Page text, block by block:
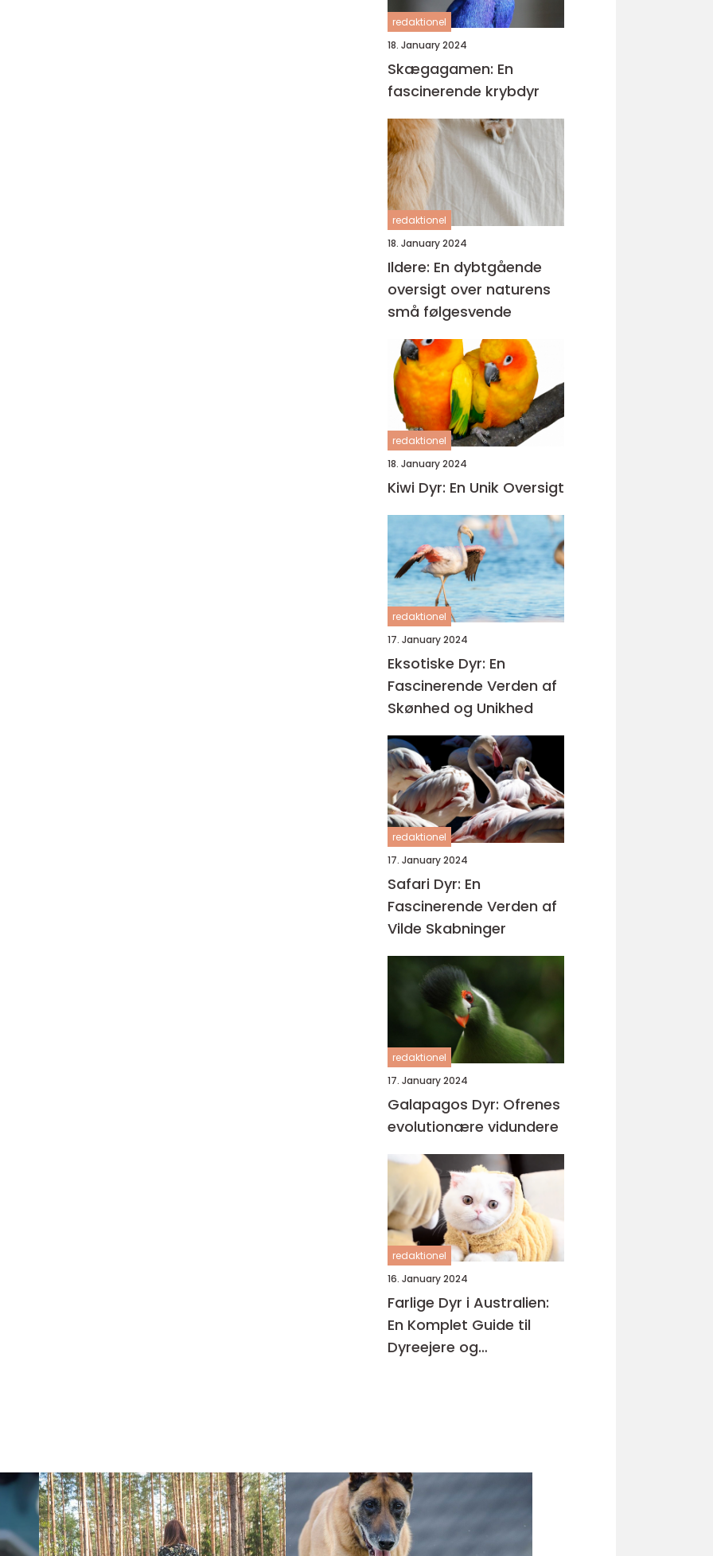
redaktionel
18. January 2024
Skægagamen: En
fascinerende krybdyr
redaktionel
18. January 2024
Ildere: En dybtgående
oversigt over naturens
små følgesvende
redaktionel
18. January 2024
Kiwi Dyr: En Unik Oversigt
redaktionel
17. January 2024
Eksotiske Dyr: En
Fascinerende Verden af
Skønhed og Unikhed
redaktionel
17. January 2024
Safari Dyr: En
Fascinerende Verden af
Vilde Skabninger
redaktionel
17. January 2024
Galapagos Dyr: Ofrenes
evolutionære vidundere
redaktionel
16. January 2024
Farlige Dyr i Australien:
En Komplet Guide til
Dyreejere og